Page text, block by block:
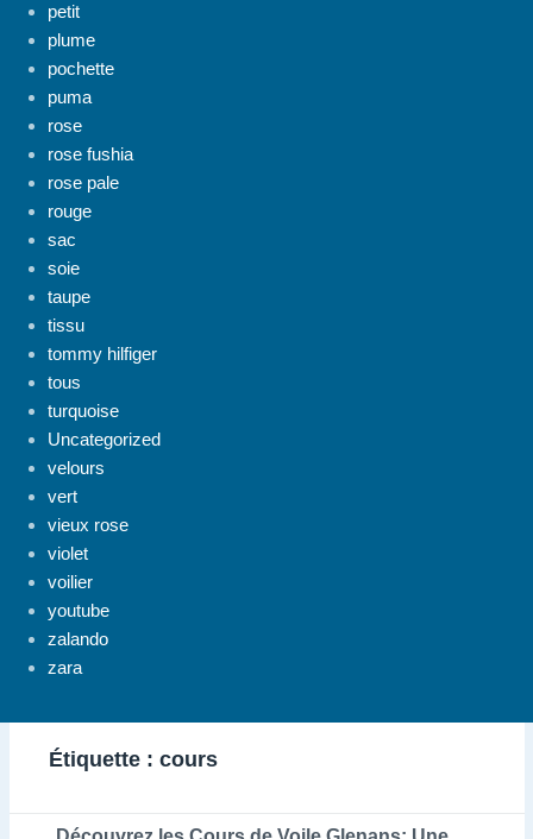
petit
plume
pochette
puma
rose
rose fushia
rose pale
rouge
sac
soie
taupe
tissu
tommy hilfiger
tous
turquoise
Uncategorized
velours
vert
vieux rose
violet
voilier
youtube
zalando
zara
Étiquette : cours